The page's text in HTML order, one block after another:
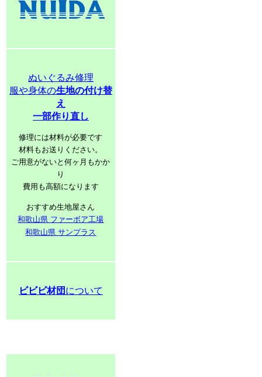
ぬいぐるみ修理
服や身体の生地の付け替
え
一部作り直し
修理には材料が必要です
材料もお送りください。
ご用意がないと何ヶ月もかか
り
費用も高額になります
おすすめ生地屋さん
和歌山県 ファーボア工場
和歌山県 サンプラス
ビビビ材団 について